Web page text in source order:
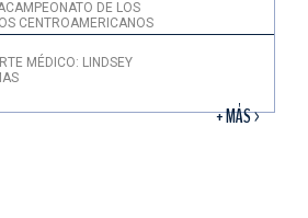
DE LOS
CENTROAMERICANOS
MÉDICO: LINDSEY
+ MÁS >